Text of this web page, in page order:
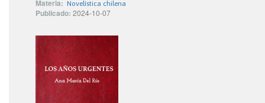
Materia: Novelística chilena
Publicado: 2024-10-07